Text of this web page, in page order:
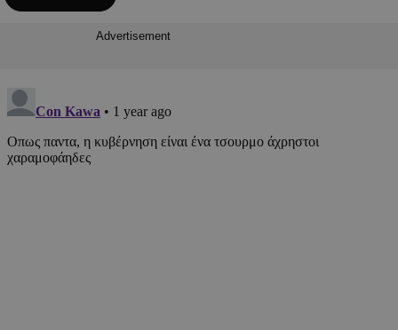
Advertisement